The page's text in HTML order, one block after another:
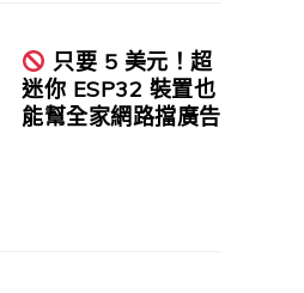
只要 5 美元！超
迷你 ESP32 裝置也
能幫全家網路擋廣告